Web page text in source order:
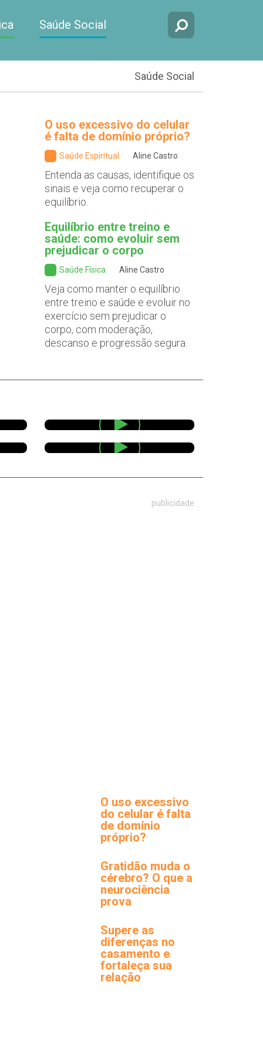
Saúde Social
Saúde Social
O uso excessivo do celular
é falta de domínio próprio?
Saúde Espiritual Aline Castro
Entenda as causas, identifique os
sinais e veja como recuperar o
equilíbrio.
Equilíbrio entre treino e
saúde: como evoluir sem
prejudicar o corpo
Saúde Física Aline Castro
Veja como manter o equilíbrio
entre treino e saúde e evoluir no
exercício sem prejudicar o
corpo, com moderação,
descanso e progressão segura.
publicidade
O uso excessivo
do celular é falta
de domínio
próprio?
Gratidão muda o
cérebro? O que a
neurociência
prova
Supere as
diferenças no
casamento e
fortaleça sua
relação